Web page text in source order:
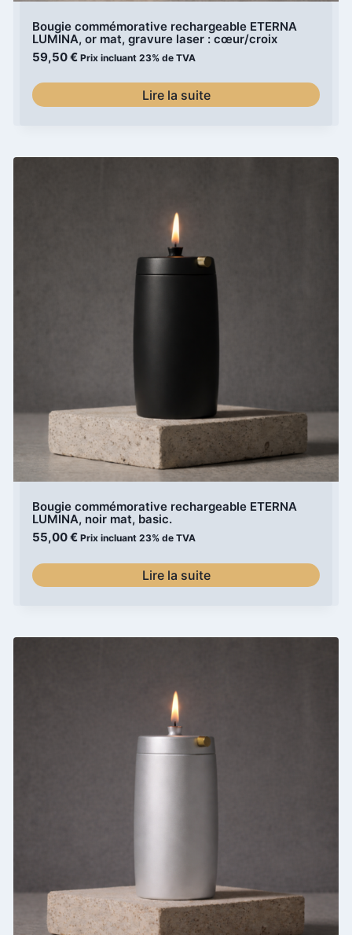
Bougie commémorative rechargeable ETERNA
LUMINA, or mat, gravure laser : cœur/croix
59,50€ Prix incluant 23% de TVA
Lire la suite
Bougie commémorative rechargeable ETERNA
LUMINA, noir mat, basic.
55,00€ Prix incluant 23% de TVA
Lire la suite